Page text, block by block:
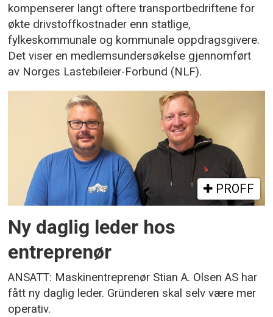
kompenserer langt oftere transportbedriftene for
økte drivstoffkostnader enn statlige,
fylkeskommunale og kommunale oppdragsgivere.
Det viser en medlemsundersøkelse gjennomført
av Norges Lastebileier-Forbund (NLF).
PROFF
Ny daglig leder hos
entreprenør
ANSATT: Maskinentreprenør Stian A. Olsen AS har
fått ny daglig leder. Gründeren skal selv være mer
operativ.